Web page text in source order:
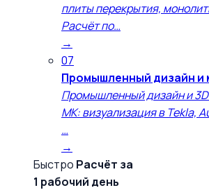
плиты перекрытия,
Расчёт по…
→
07
Промышленный дизайн и
Промышленный дизайн и
МК: визуализация в Tekla,
…
→
Быстро Расчёт за
1 рабочий день